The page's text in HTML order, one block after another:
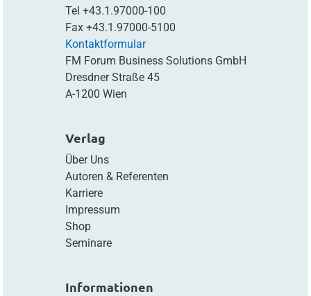
Tel +43.1.97000-100
Fax +43.1.97000-5100
Kontaktformular
FM Forum Business Solutions GmbH
Dresdner Straße 45
A-1200 Wien
Verlag
Über Uns
Autoren & Referenten
Karriere
Impressum
Shop
Seminare
Informationen